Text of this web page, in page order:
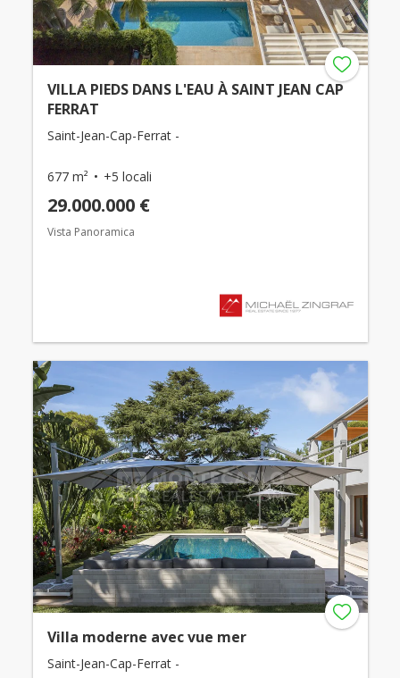
VILLA PIEDS DANS L'EAU À SAINT JEAN CAP
FERRAT
Saint-Jean-Cap-Ferrat -
677 m² +5 locali
29.000.000 €
Vista Panoramica
Villa moderne avec vue mer
Saint-Jean-Cap-Ferrat -